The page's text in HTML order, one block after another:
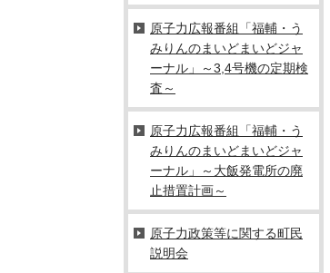
原子力広報番組「福輔・う
みりんのまいどまいどジャ
ーナル」～3,4号機の定期検
査～
原子力広報番組「福輔・う
みりんのまいどまいどジャ
ーナル」～大飯発電所の廃
止措置計画～
原子力政策等に関する町民
説明会